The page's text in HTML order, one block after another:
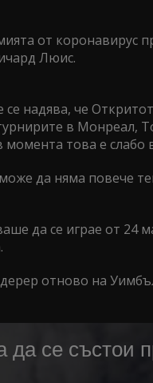
от коронавирус
Люис.
надява, че
в Монреал,
това е слабо
да няма повече
да се играе от 24
отново на